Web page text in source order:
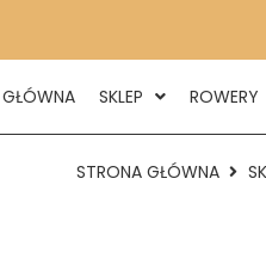
SKLEP ROWERY
STRONA GŁÓWNA